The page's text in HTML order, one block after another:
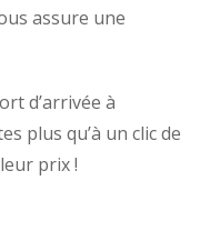
assure une
d’arrivée à
plus qu’à un clic de
prix !